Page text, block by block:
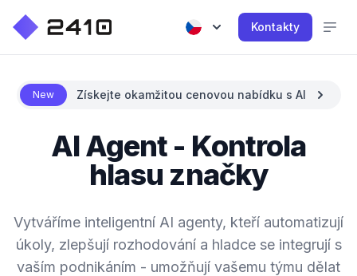
Kontakty
New Získejte okamžitou cenovou nabídku s AI
AI Agent - Kontrola
hlasu značky
Vytváříme inteligentní AI agenty, kteří automatizují
úkoly, zlepšují rozhodování a hladce se integrují s
vaším podnikáním - umožňují vašemu týmu dělat